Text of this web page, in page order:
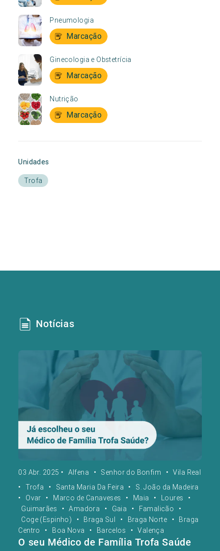
Pneumologia
Marcação
Ginecologia e Obstetrícia
Marcação
Nutrição
Marcação
Unidades
Trofa
Notícias
03 Abr. 2025 • Alfena • Senhor do Bonfim • Vila Real
•
Trofa • Santa Maria Da Feira •
S. João da Madeira
•
Ovar • Marco de Canaveses • Maia • Loures
•
Guimarães
• Amadora • Gaia • Famalicão
•
Coge (Espinho)
• Braga Sul • Braga Norte •
Braga
Centro
• Boa Nova • Barcelos • Valença
O seu Médico de Família Trofa Saúde